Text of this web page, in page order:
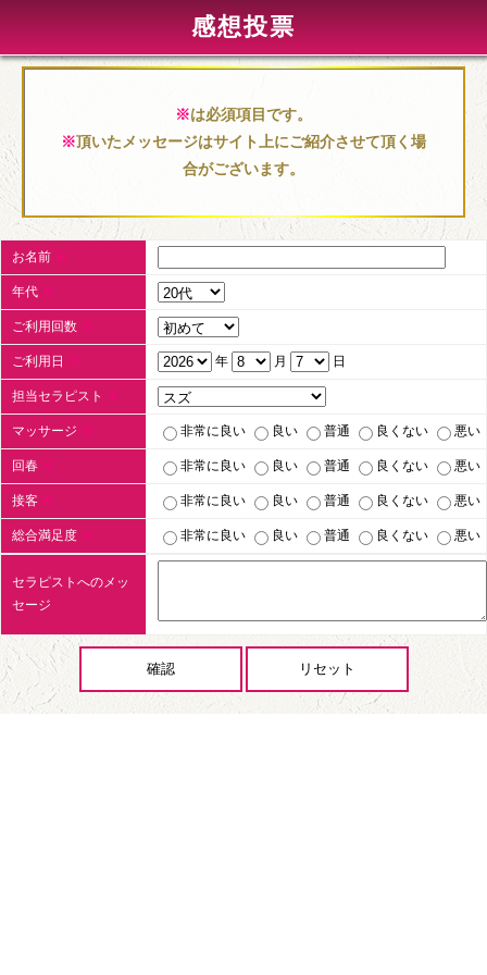
感想投票
※は必須項目です。
※頂いたメッセージはサイト上にご紹介させて頂く場
合がございます。
お名前 ※
年代 ※
ご利用回数 ※
ご利用日 ※ 年 月 日
担当セラピスト ※
マッサージ ※ 非常に良い 良い 普通 良くない 悪い
回春 ※ 非常に良い 良い 普通 良くない 悪い
接客 ※ 非常に良い 良い 普通 良くない 悪い
総合満足度 ※ 非常に良い 良い 普通 良くない 悪い
セラピストへのメッ
セージ